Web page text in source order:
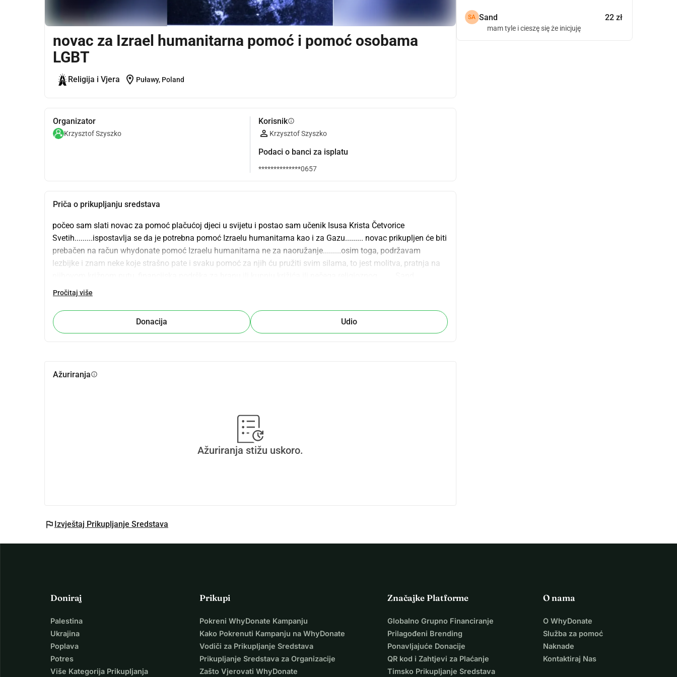
novac za Izrael humanitarna pomoć i pomoć osobama
LGBT
Religija i Vjera location_on Puławy, Poland
Organizator
Krzysztof Szyszko
Korisnikinfo
Krzysztof Szyszko
Podaci o banci za isplatu
**************0657
Priča o prikupljanju sredstava
počeo sam slati novac za pomoć plačućoj djeci u svijetu i postao sam učenik Isusa Krista Četvorice
Svetih.........ispostavlja se da je potrebna pomoć Izraelu humanitarna kao i za Gazu......... novac prikupljen će biti
prebačen na račun whydonate pomoć Izraelu humanitarna ne za naoružanje.........osim toga, podržavam
lezbijke i znam neke koje strašno pate i svaku pomoć za njih ću pružiti svim silama, to jest molitva, pratnja na
Eryzyld.........za svaku uplatu budi obožavana Četvorka Sveti neka se proslavi Četvorica Svetih u Tebi,
Pročitaj više
Donacija Udio
Ažuriranjainfo
Ažuriranja stižu uskoro.
flag Izvještaj Prikupljanje Sredstava
SA Sand 22 zł
mam tyle i cieszę się że inicjuję
Doniraj
Palestina
Ukrajina
Poplava
Potres
Više Kategorija Prikupljanja
Prikupi
Pokreni WhyDonate Kampanju
Kako Pokrenuti Kampanju na WhyDonate
Vodiči za Prikupljanje Sredstava
Prikupljanje Sredstava za Organizacije
Zašto Vjerovati WhyDonate
Značajke Platforme
Globalno Grupno Financiranje
Prilagođeni Brending
Ponavljajuće Donacije
QR kod i Zahtjevi za Plaćanje
Timsko Prikupljanje Sredstava
O nama
O WhyDonate
Služba za pomoć
Naknade
Kontaktiraj Nas